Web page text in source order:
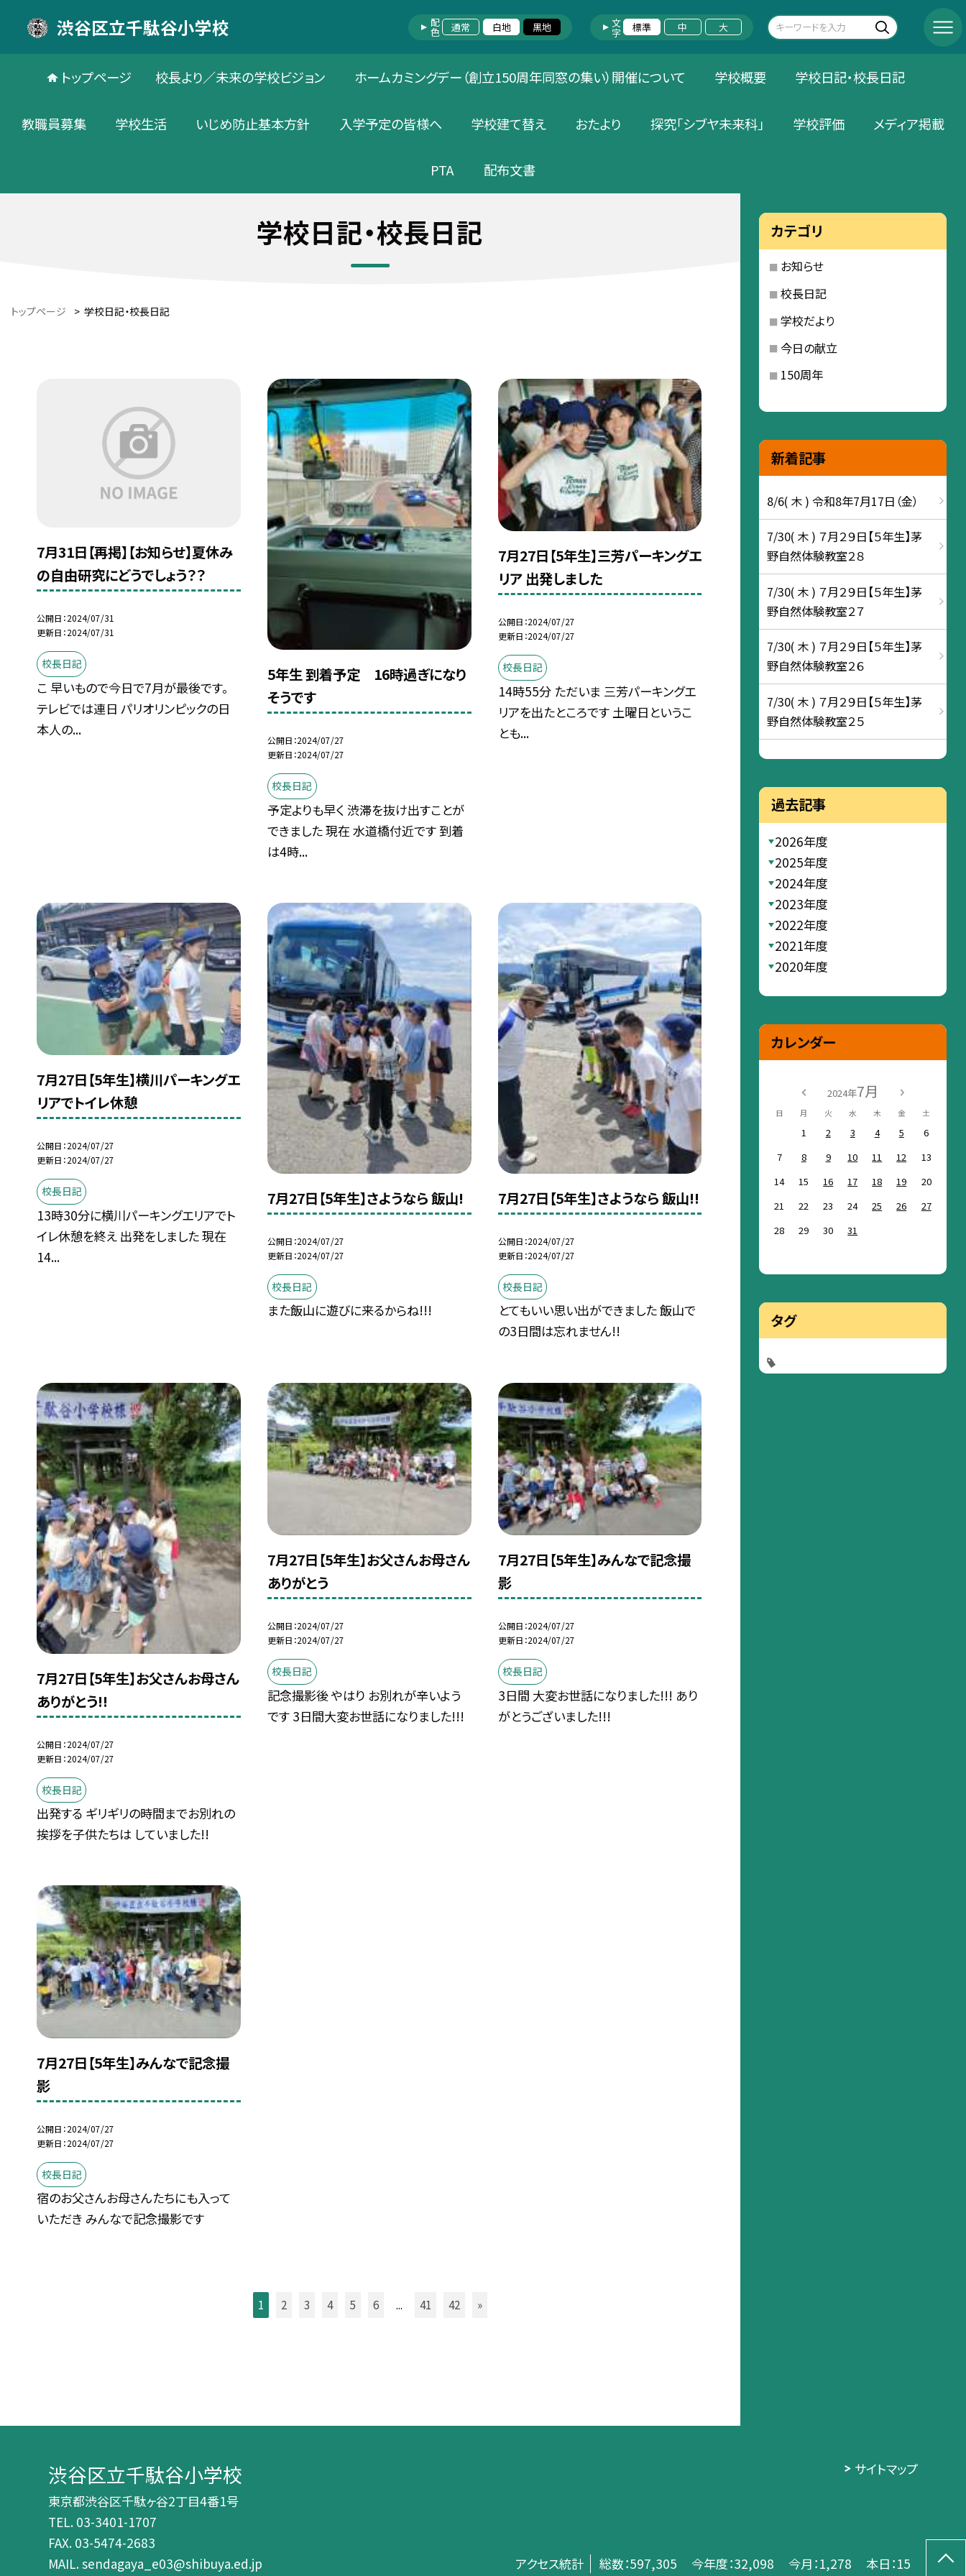
渋谷区立千駄谷小学校 配色 通常 白地 黒地 文字 標準 中 大
トップページ 校長より／未来の学校ビジョン ホームカミングデー（創立150周年同窓の集い）開催について 学校概要 学校日記・校長日記
教職員募集 学校生活 いじめ防止基本方針 入学予定の皆様へ 学校建て替え おたより 探究「シブヤ未来科」 学校評価 メディア掲載
PTA 配布文書
学校日記・校長日記
トップページ > 学校日記・校長日記
7月31日【再掲】【お知らせ】夏休み
の自由研究にどうでしょう？？
公開日 2024/07/31
更新日 2024/07/31
校長日記
こ 早いもので今日で7月が最後です。
テレビでは連日 パリオリンピックの日
本人の...
5年生 到着予定 16時過ぎになり
そうです
公開日 2024/07/27
更新日 2024/07/27
校長日記
予定よりも早く 渋滞を抜け出すことが
できました 現在 水道橋付近です 到着
は4時...
7月27日【5年生】三芳パーキングエ
リア 出発しました
公開日 2024/07/27
更新日 2024/07/27
校長日記
14時55分 ただいま 三芳パーキングエ
リアを出たところです 土曜日というこ
とも...
7月27日【5年生】横川パーキングエ
リアでトイレ休憩
公開日 2024/07/27
更新日 2024/07/27
校長日記
13時30分に横川パーキングエリアでト
イレ休憩を終え 出発をしました 現在
14...
7月27日【5年生】さようなら 飯山!
公開日 2024/07/27
更新日 2024/07/27
校長日記
また飯山に遊びに来るからね!!!
7月27日【5年生】さようなら 飯山!!
公開日 2024/07/27
更新日 2024/07/27
校長日記
とてもいい思い出ができました 飯山で
の3日間は忘れません!!
7月27日【5年生】お父さんお母さん
ありがとう!!
公開日 2024/07/27
更新日 2024/07/27
校長日記
出発する ギリギリの時間までお別れの
挨拶を子供たちは していました!!
7月27日【5年生】お父さんお母さん
ありがとう
公開日 2024/07/27
更新日 2024/07/27
校長日記
記念撮影後 やはり お別れが辛いよう
です 3日間大変お世話になりました!!!
7月27日【5年生】みんなで記念撮
影
公開日 2024/07/27
更新日 2024/07/27
校長日記
3日間 大変お世話になりました!!! あり
がとうございました!!!
7月27日【5年生】みんなで記念撮
影
公開日 2024/07/27
更新日 2024/07/27
校長日記
宿のお父さんお母さんたちにも入って
いただき みんなで記念撮影です
1 2 3 4 5 6 ... 41 42 »
カテゴリ
お知らせ
校長日記
学校だより
今日の献立
150周年
新着記事
8/6( 木 ) 令和8年7月17日（金）
7/30( 木 ) ７月２９日【５年生】茅
野自然体験教室２８
7/30( 木 ) ７月２９日【５年生】茅
野自然体験教室２７
7/30( 木 ) ７月２９日【５年生】茅
野自然体験教室２６
7/30( 木 ) ７月２９日【５年生】茅
野自然体験教室２５
過去記事
2026年度
2025年度
2024年度
2023年度
2022年度
2021年度
2020年度
カレンダー
2024年7月
日 月 火 水 木 金 土
1 2 3 4 5
6
7
8 9 10 11 12
13
14
15 16 17 18 19
20
21
22 23 24 25 26
27
28
29 30 31
タグ
渋谷区立千駄谷小学校
東京都渋谷区千駄ヶ谷2丁目4番1号
TEL. 03-3401-1707
FAX. 03-5474-2683
MAIL. sendagaya_e03@shibuya.ed.jp
サイトマップ
アクセス統計 総数：597,305 今年度：32,098 今月：1,278 本日：15